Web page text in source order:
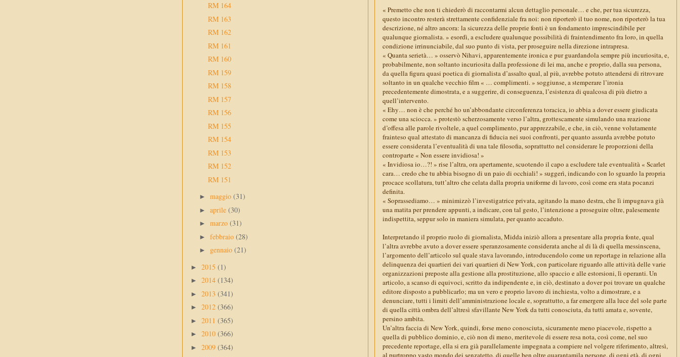
« Premetto che non ti chiederò di raccontarmi alcun dettaglio personale… e che, per tua sicurezza,
questo incontro resterà strettamente confidenziale fra noi: non riporterò il tuo nome, non riporterò la tua
descrizione, né altro ancora: la sicurezza delle proprie fonti è un fondamento imprescindibile per
qualunque giornalista. » esordì, a escludere qualunque possibilità di fraintendimento fra loro, in quella
condizione irrinunciabile, dal suo punto di vista, per proseguire nella direzione intrapresa.
« Quanta serietà… » osservò Nihavi, apparentemente ironica e pur guardandola sempre più incuriosita, e,
probabilmente, non soltanto incuriosita dalla professione di lei ma, anche e proprio, dalla sua persona,
da quella figura quasi poetica di giornalista d’assalto qual, al più, avrebbe potuto attendersi di ritrovare
soltanto in un qualche vecchio film « … complimenti. » soggiunse, a stemperare l’ironia
precedentemente dimostrata, e a suggerire, di conseguenza, l’esistenza di qualcosa di più dietro a
quell’intervento.
« Ehy… non è che perché ho un’abbondante circonferenza toracica, io abbia a dover essere giudicata
come una sciocca. » protestò scherzosamente verso l’altra, grottescamente simulando una reazione
d’offesa alle parole rivoltele, a quel complimento, pur apprezzabile, e che, in ciò, venne volutamente
frainteso qual attestato di mancanza di fiducia nei suoi confronti, per quanto assurda avrebbe potuto
essere considerata l’eventualità di una tale filosofia, soprattutto nel considerare le proporzioni della
controparte « Non essere invidiosa! »
« Invidiosa io…?! » rise l’altra, ora apertamente, scuotendo il capo a escludere tale eventualità « Scarlet
cara… credo che tu abbia bisogno di un paio di occhiali! » suggerì, indicando con lo sguardo la propria
procace scollatura, tutt’altro che celata dalla propria uniforme di lavoro, così come era stata pocanzi
definita.
« Soprassediamo… » minimizzò l’investigatrice privata, agitando la mano destra, che lì impugnava già
una matita per prendere appunti, a indicare, con tal gesto, l’intenzione a proseguire oltre, palesemente
indispettita, seppur solo in maniera simulata, per quanto accaduto.
Interpretando il proprio ruolo di giornalista, Midda iniziò allora a presentare alla propria fonte, qual
l’altra avrebbe avuto a dover essere speranzosamente considerata anche al di là di quella messinscena,
l’argomento dell’articolo sul quale stava lavorando, introducendolo come un reportage in relazione alla
delinquenza dei quartieri dei vari quartieri di New York, con particolare riguardo alle attività delle varie
organizzazioni preposte alla gestione alla prostituzione, allo spaccio e alle estorsioni, lì operanti. Un
articolo, a scanso di equivoci, scritto da indipendente e, in ciò, destinato a dover poi trovare un qualche
editore disposto a pubblicarlo; ma un vero e proprio lavoro di inchiesta, volto a dimostrare, e a
denunciare, tutti i limiti dell’amministrazione locale e, soprattutto, a far emergere alla luce del sole parte
di quella città ombra dell’altresì sfavillante New York da tutti conosciuta, da tutti amata e, sovente,
persino ambita.
Un’altra faccia di New York, quindi, forse meno conosciuta, sicuramente meno piacevole, rispetto a
quella di pubblico dominio, e, ciò non di meno, meritevole di essere resa nota, così come, nel suo
precedente reportage, ella si era già parallelamente impegnata a compiere nel volgere riferimento, altresì,
al purtroppo vasto mondo dei senzatetto, di quelle ben oltre quarantamila persone, di ogni età, di ogni
RM 164
RM 163
RM 162
RM 161
RM 160
RM 159
RM 158
RM 157
RM 156
RM 155
RM 154
RM 153
RM 152
RM 151
► maggio (31)
► aprile (30)
► marzo (31)
► febbraio (28)
► gennaio (21)
► 2015 (1)
► 2014 (134)
► 2013 (341)
► 2012 (366)
► 2011 (365)
► 2010 (366)
► 2009 (364)